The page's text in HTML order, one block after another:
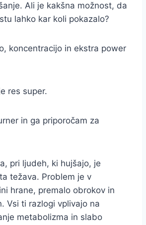
Ali je kakšna možnost, da
lahko kar koli pokazalo?
koncentracijo in ekstra power
res super.
in ga priporočam za
pri ljudeh, ki hujšajo, je
težava. Problem je v
hrane, premalo obrokov in
Vsi ti razlogi vplivajo na
metabolizma in slabo